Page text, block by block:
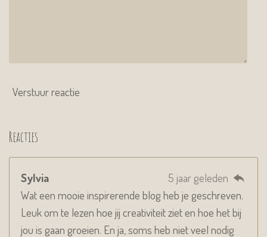
Verstuur reactie
Reacties
Sylvia
5 jaar geleden
Wat een mooie inspirerende blog heb je geschreven.
Leuk om te lezen hoe jij creativiteit ziet en hoe het bij
jou is gaan groeien. En ja, soms heb niet veel nodig